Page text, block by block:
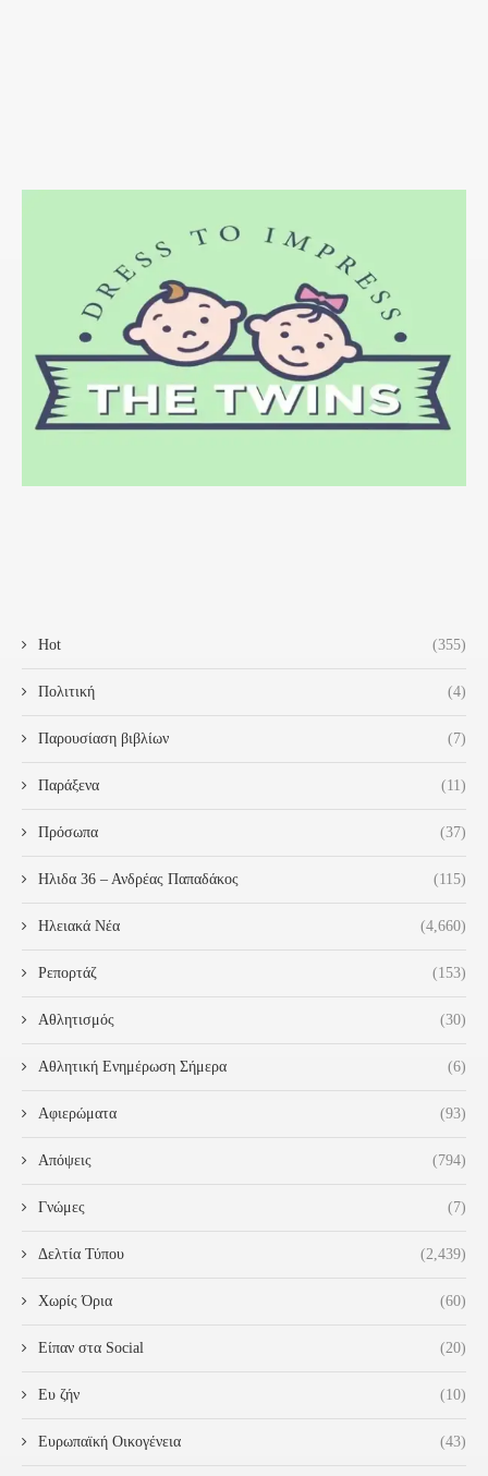
Hot (355)
Πολιτική (4)
Παρουσίαση βιβλίων (7)
Παράξενα (11)
Πρόσωπα (37)
Ηλιδα 36 – Ανδρέας Παπαδάκος (115)
Ηλειακά Νέα (4,660)
Ρεπορτάζ (153)
Αθλητισμός (30)
Αθλητική Ενημέρωση Σήμερα (6)
Αφιερώματα (93)
Απόψεις (794)
Γνώμες (7)
Δελτία Τύπου (2,439)
Χωρίς Όρια (60)
Είπαν στα Social (20)
Ευ ζήν (10)
Ευρωπαϊκή Οικογένεια (43)